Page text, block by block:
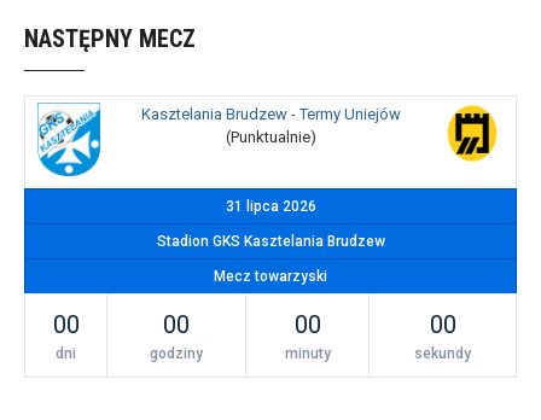
NASTĘPNY MECZ
Kasztelania Brudzew - Termy Uniejów
(Punktualnie)
31 lipca 2026
Stadion GKS Kasztelania Brudzew
Mecz towarzyski
00
dni
00
godziny
00
minuty
00
sekundy